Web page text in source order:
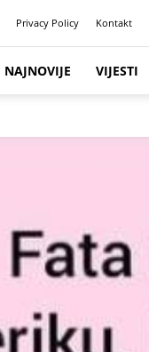
Privacy Policy Kontakt
NAJNOVIJE VIJESTI